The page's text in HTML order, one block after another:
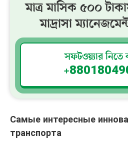
মাত্র মাসিক ৫০০
মাদ্রাসা
সফটওয়্যার
Самые интересные
транспорта